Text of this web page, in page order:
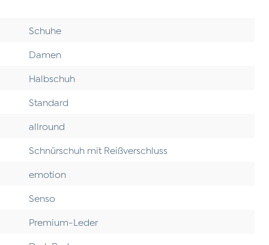
Schuhe
Damen
Halbschuh
Standard
allround
Schnürschuh mit Reißverschluss
emotion
Senso
Premium-Leder